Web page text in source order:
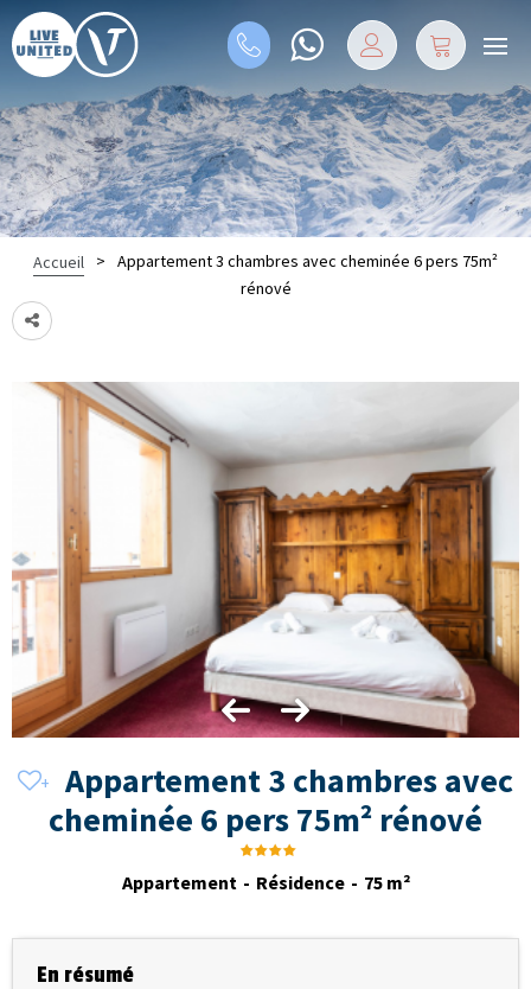
Accueil >
Appartement 3 chambres avec cheminée 6 pers 75m²
rénové
Appartement 3 chambres avec
cheminée 6 pers 75m² rénové
Appartement Résidence 75 m²
En résumé